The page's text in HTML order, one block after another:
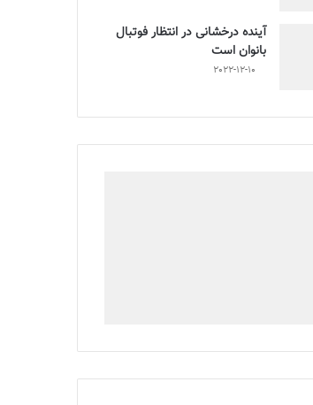
آینده درخشانی در انتظار فوتبال
بانوان است
2022-12-10